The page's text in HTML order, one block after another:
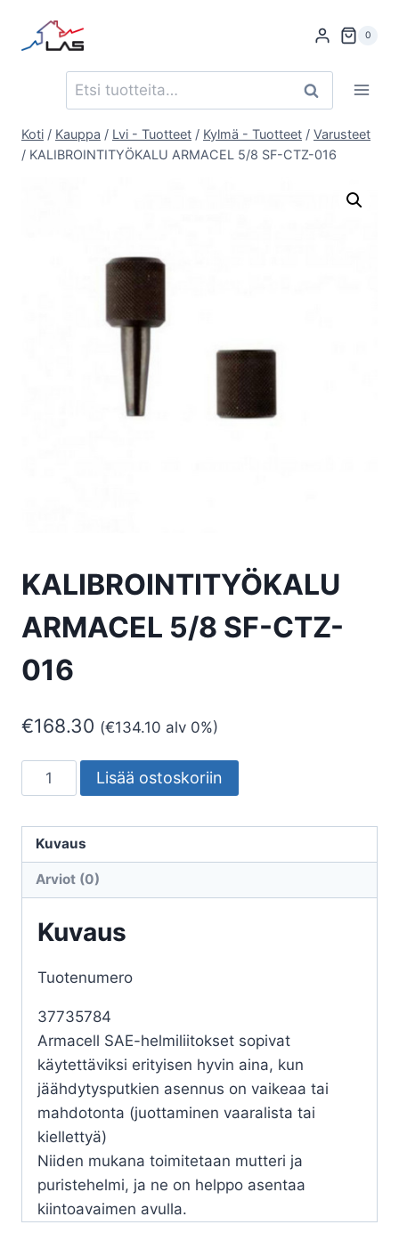
sisältöön
0
Etsi: Haku
Koti / Kauppa / Lvi - Tuotteet / Kylmä - Tuotteet / Varusteet
/ KALIBROINTITYÖKALU ARMACEL 5/8 SF-CTZ-016
KALIBROINTITYÖKALU
ARMACEL 5/8 SF-CTZ-
016
€168.30 (€134.10 alv 0%)
KALIBROINTITYÖKALU
ARMACEL
SF-
CTZ-
Lisää ostoskoriin
Kuvaus
Arviot (0)
Kuvaus
Tuotenumero
37735784
Armacell SAE-helmiliitokset sopivat
käytettäviksi erityisen hyvin aina, kun
jäähdytysputkien asennus on vaikeaa tai
mahdotonta (juottaminen vaaralista tai
kiellettyä)
Niiden mukana toimitetaan mutteri ja
puristehelmi, ja ne on helppo asentaa
kiintoavaimen avulla.